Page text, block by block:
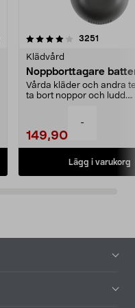
-
3251
Klädvård
Noppborttagare
Vårda kläder och andra
ta bort noppor och ludd.
149,90
Lägg i varukorg
4.5av 5 stjärnor